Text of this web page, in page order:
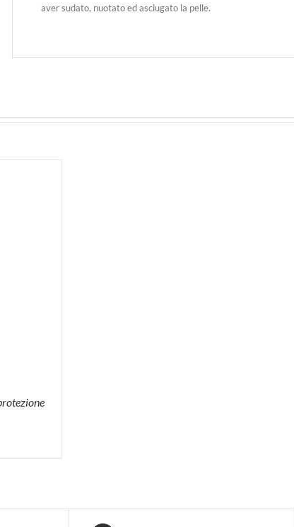
aver sudato, nuotato ed asciugato la pelle.